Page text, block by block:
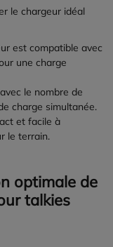
le chargeur idéal
est compatible avec
une charge
le nombre de
charge simultanée.
et facile à
le terrain.
optimale de
talkies